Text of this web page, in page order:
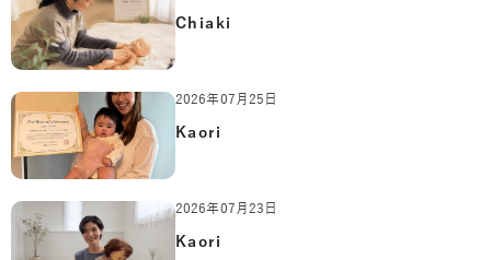
Chiaki
2026年07月25日
Kaori
2026年07月23日
Kaori